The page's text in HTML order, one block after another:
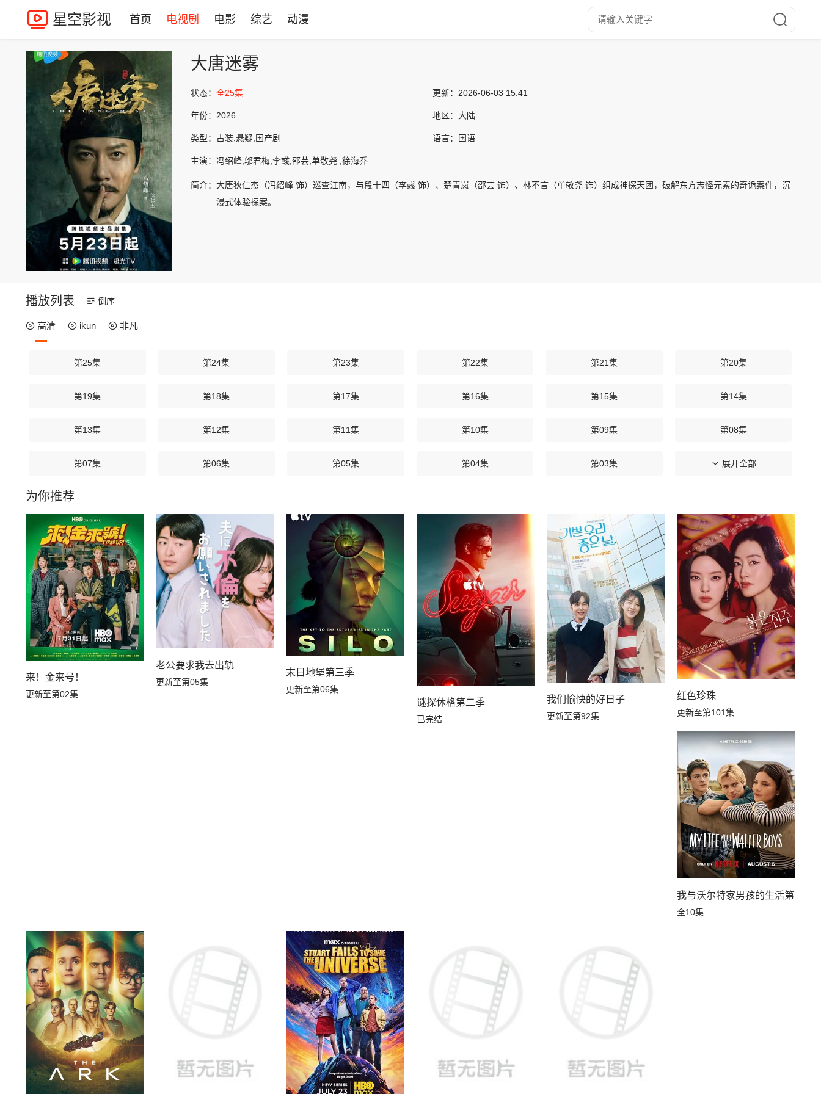
星空影视 首页 电视剧 电影 综艺 动漫
大唐迷雾
状态： 全25集 更新： 2026-06-03 15:41
年份： 2026 地区： 大陆
类型： 古装,悬疑,国产剧 语言： 国语
主演： 冯绍峰,邬君梅,李彧,邵芸,单敬尧 ,徐海乔
简介： 大唐狄仁杰（冯绍峰 饰）巡查江南，与段十四（李彧 饰）、楚青岚（邵芸 饰）、林不言（单敬尧 饰）组成神探天团，破解东方志怪元素的奇诡案件，沉
浸式体验探案。
播放列表 倒序
高清 ikun 非凡
第25集 第24集 第23集 第22集 第21集 第20集
第19集 第18集 第17集 第16集 第15集 第14集
第13集 第12集 第11集 第10集 第09集 第08集
第07集 第06集 第05集 第04集 第03集 第02集
第01集
展开全部
为你推荐
来！金来号！
更新至第02集
老公要求我去出轨
更新至第05集
末日地堡第三季
更新至第06集
谜探休格第二季
已完结
我们愉快的好日子
更新至第92集
红色珍珠
更新至第101集
我与沃尔特家男孩的生活第三季
全10集